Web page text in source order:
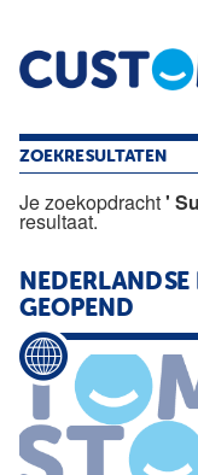
Home Opinie
ZOEKRESULTATEN
Je zoekopdracht'
resultaat.
NEDERLANDSE
GEOPEND